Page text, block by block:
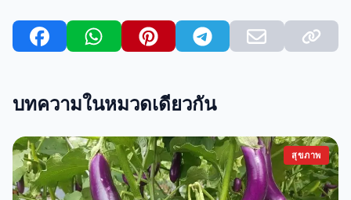
บทความในหมวดเดียวกัน
สุขภาพ